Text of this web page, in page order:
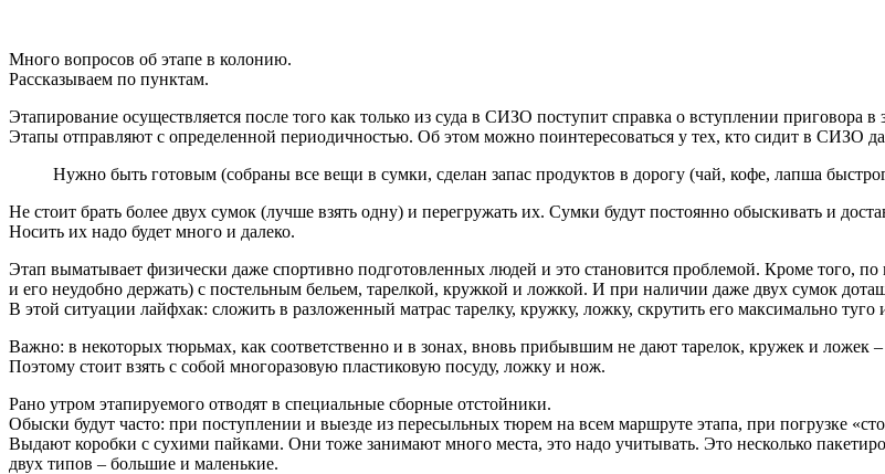
Много вопросов об этапе в колонию.
Рассказываем по пунктам.
Этапирование осуществляется после того как только из суда в СИЗО поступит справка о вступлении приговора в
Этапы отправляют с определенной периодичностью. Об этом можно поинтересоваться у тех, кто сидит в СИЗО
Нужно быть готовым (собраны все вещи в сумки, сделан запас продуктов в дорогу (чай, кофе, лапша
Не стоит брать более двух сумок (лучше взять одну) и перегружать их. Сумки будут постоянно обыскивать и
Носить их надо будет много и далеко.
Этап выматывает физически даже спортивно подготовленных людей и это становится проблемой. Кроме того,
и его неудобно держать) с постельным бельем, тарелкой, кружкой и ложкой. И при наличии даже двух сумок
В этой ситуации лайфхак: сложить в разложенный матрас тарелку, кружку, ложку, скрутить его максимально
Важно: в некоторых тюрьмах, как соответственно и в зонах, вновь прибывшим не дают тарелок, кружек и ложек
Поэтому стоит взять с собой многоразовую пластиковую посуду, ложку и нож.
Рано утром этапируемого отводят в специальные сборные отстойники.
Обыски будут часто: при поступлении и выезде из пересыльных тюрем на всем маршруте этапа, при погрузке
Выдают коробки с сухими пайками. Они тоже занимают много места, это надо учитывать. Это несколько
двух типов – большие и маленькие.